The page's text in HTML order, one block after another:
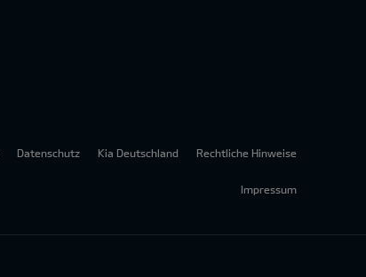
Datenschutz Kia Deutschland Rechtliche Hinweise
Impressum